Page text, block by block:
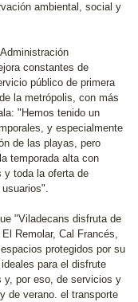
ambiental, social y
constantes de
público de primera
la metrópolis, con más
"Hemos tenido un
y especialmente
de las playas, pero
temporada alta con
y toda la oferta de
"Viladecans disfruta de
Remolar, Cal Francés,
protegidos por su
para el disfrute
y, por eso, de servicios y
de verano. el transporte